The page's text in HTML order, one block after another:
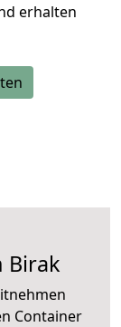
erhalten
Birak
Container